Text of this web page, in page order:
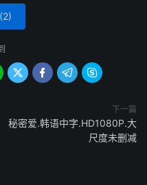
2)
   
下一篇
秘密爱.韩语中字.HD1080P.大
尺度未删减